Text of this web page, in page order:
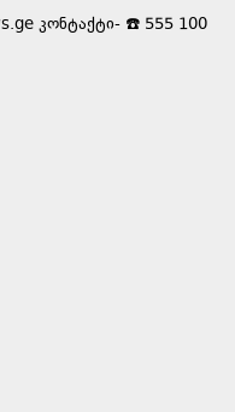
კონტაქტი- ☎️ 555 100